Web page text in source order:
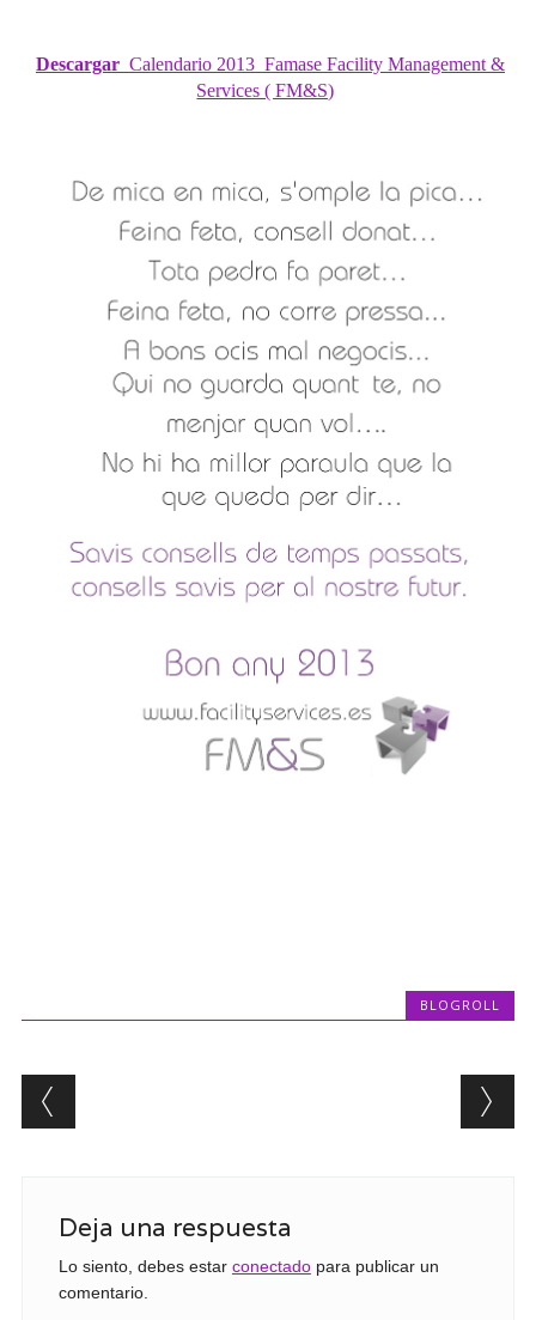
Descargar Calendario 2013 Famase Facility Management &
Services ( FM&S)
BLOGROLL
Post navigation
Deja una respuesta
Lo siento, debes estar conectadopara publicar un
comentario.